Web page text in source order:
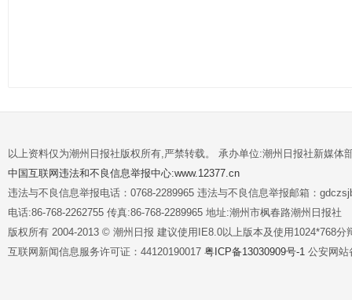
以上资料仅为潮州日报社版权所有,严禁转载。 承办单位:潮州日报社新媒体
中国互联网违法和不良信息举报中心:www.12377.cn
违法与不良信息举报电话：0768-2289965 违法与不良信息举报邮箱：
电话:86-768-2262755 传真:86-768-2289965 地址:潮州市枫春路潮州日报社
版权所有 2004-2013 © 潮州日报 建议使用IE8.0以上版本及使用1024*768分
互联网新闻信息服务许可证：44120190017 粤ICP备13030909号-1 公安网站